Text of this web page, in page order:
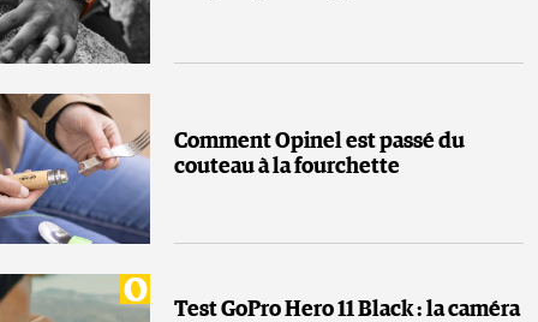
Comment Opinel est passé du
couteau à la fourchette
Test GoPro Hero 11 Black : la caméra